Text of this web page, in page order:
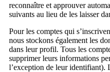
reconnaître et approuver
suivants au lieu de les laisser
Pour les comptes qui
nous stockons également les
dans leur profil. Tous les
supprimer leurs informations
l’exception de leur identifiant).